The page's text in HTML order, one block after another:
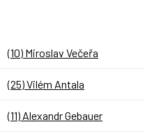
(10) Miroslav Večeřa
(25) Vilém Antala
(11) Alexandr Gebauer